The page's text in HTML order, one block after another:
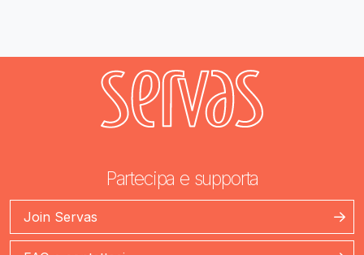
Partecipa e supporta
Join Servas